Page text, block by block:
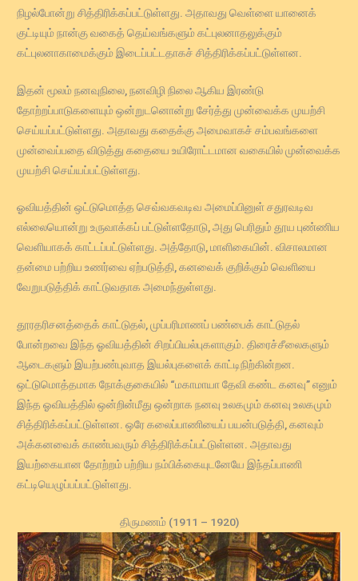
நிழல்போன்று சித்திரிக்கப்பட்டுள்ளது. அதாவது வெள்ளை யானைக்
குட்டியும் நான்கு வகைத் தெய்வங்களும் கட்புலனாதலுக்கும்
கட்புலனாகாமைக்கும் இடைப்பட்டதாகச் சித்திரிக்கப்பட்டுள்ளன.
இதன் மூலம் நனவுநிலை, நனவிழி நிலை ஆகிய இரண்டு
தோற்றப்பாடுகளையும் ஒன்றுடனொன்று சேர்த்து முன்வைக்க முயற்சி
செய்யப்பட்டுள்ளது. அதாவது கதைக்கு அமைவாகச் சம்பவங்களை
முன்வைப்பதை விடுத்து கதையை உயிரோட்டமான வகையில் முன்வைக்க
முயற்சி செய்யப்பட்டுள்ளது.
ஓவியத்தின் ஒட்டுமொத்த செவ்வகவடிவ அமைப்பினுள் சதுரவடிவ
எல்லையொன்று உருவாக்கப் பட்டுள்ளதோடு, அது பெரிதும் தூய புண்ணிய
வெளியாகக் காட்டப்பட்டுள்ளது. அத்தோடு, மாளிகையின். விசாலமான
தன்மை பற்றிய உணர்வை ஏற்படுத்தி, கனவைக் குறிக்கும் வெளியை
வேறுபடுத்திக் காட்டுவதாக அமைந்துள்ளது.
தூரதரிசனத்தைக் காட்டுதல், முப்பரிமாணப் பண்பைக் காட்டுதல்
போன்றவை இந்த ஓவியத்தின் சிறப்பியல்புகளாகும். திரைச்சீலைகளும்
ஆடைகளும் இயற்பண்புவாத இயல்புகளைக் காட்டிநிற்கின்றன.
ஒட்டுமொத்தமாக நோக்குகையில் “மகாமாயா தேவி கண்ட கனவு” எனும்
இந்த ஓவியத்தில் ஒன்றின்மீது ஒன்றாக நனவு உலகமும் கனவு உலகமும்
சித்திரிக்கப்பட்டுள்ளன. ஒரே கலைப்பாணியைப் பயன்படுத்தி, கனவும்
அக்கனவைக் காண்பவரும் சித்திரிக்கப்பட்டுள்ளன. அதாவது
இயற்கையான தோற்றம் பற்றிய நம்பிக்கையுடனேயே இந்தப்பாணி
கட்டியெழுப்பப்பட்டுள்ளது.
திருமணம் (1911 – 1920)